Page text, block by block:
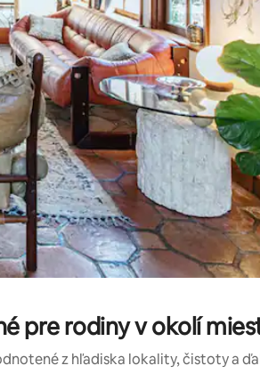
pre rodiny v okolí
z hľadiska lokality, čistoty a